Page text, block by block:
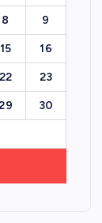
8 9
15 16
22 23
30